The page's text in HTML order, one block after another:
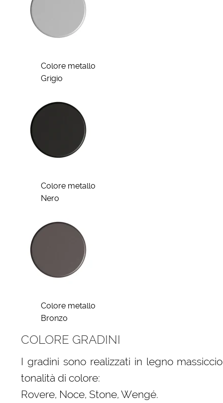
Colore metallo
Grigio
Colore metallo
Nero
Colore metallo
Bronzo
COLORE GRADINI
I gradini sono realizzati in legno
tonalità di colore:
Rovere, Noce, Stone, Wengé.